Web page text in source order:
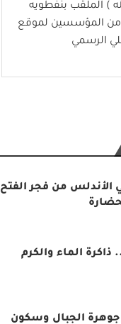
) الملقب بنفطويه
من المؤسسين لموقع
الرسمي
الأندلس من فجر الفتح
ذاكرة الماء والكرم
جوهرة الجبال وسكون